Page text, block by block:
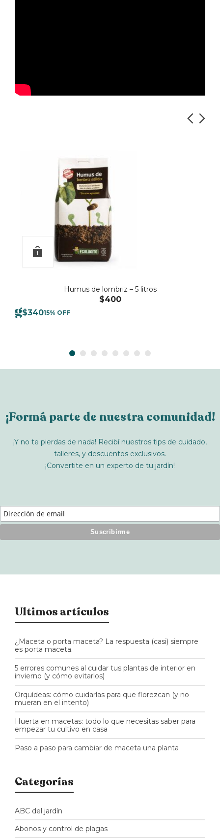
Humus de lombriz – 5 litros
$400
$34015% OFF
¡Formá parte de nuestra comunidad!
¡Y no te pierdas de nada! Recibí nuestros tips de cuidado,
talleres, y descuentos exclusivos.
¡Convertite en un experto de tu jardín!
Ultimos artículos
¿Maceta o porta maceta? La respuesta (casi) siempre
es porta maceta.
5 errores comunes al cuidar tus plantas de interior en
invierno (y cómo evitarlos)
Orquídeas: cómo cuidarlas para que florezcan (y no
mueran en el intento)
Huerta en macetas: todo lo que necesitas saber para
empezar tu cultivo en casa
Paso a paso para cambiar de maceta una planta
Categorías
ABC del jardín
Abonos y control de plagas